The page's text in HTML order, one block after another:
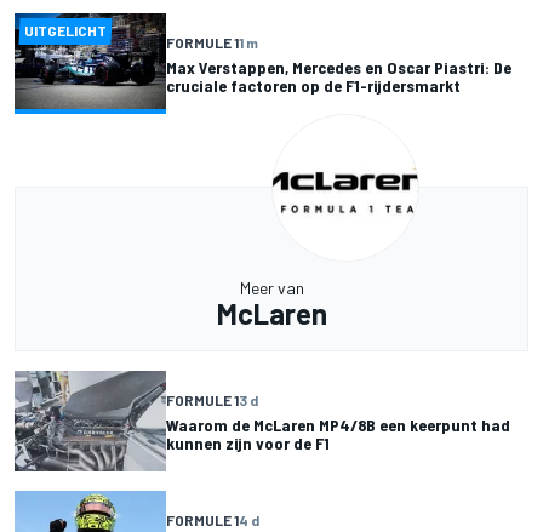
UITGELICHT
FORMULE 11 m
Max Verstappen, Mercedes en Oscar Piastri: De
cruciale factoren op de F1-rijdersmarkt
Meer van
McLaren
FORMULE 13 d
Waarom de McLaren MP4/8B een keerpunt had
kunnen zijn voor de F1
FORMULE 14 d